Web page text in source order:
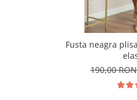
Fusta neagra
190,00